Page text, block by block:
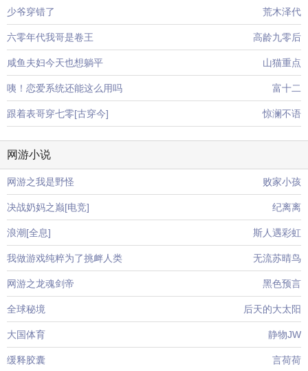
少爷穿错了 荒木泽代
六零年代我哥是卷王 高龄九零后
咸鱼夫妇今天也想躺平 山猫重点
咦！恋爱系统还能这么用吗 富十二
跟着表哥穿七零[古穿今] 惊澜不语
网游小说
网游之我是野怪 败家小孩
决战奶妈之巅[电竞] 纪离离
浪潮[全息] 斯人遇彩虹
我做游戏纯粹为了挑衅人类 无流苏晴鸟
网游之龙魂剑帝 黑色预言
全球秘境 后天的大太阳
大国体育 静物JW
缓释胶囊 言荷荷